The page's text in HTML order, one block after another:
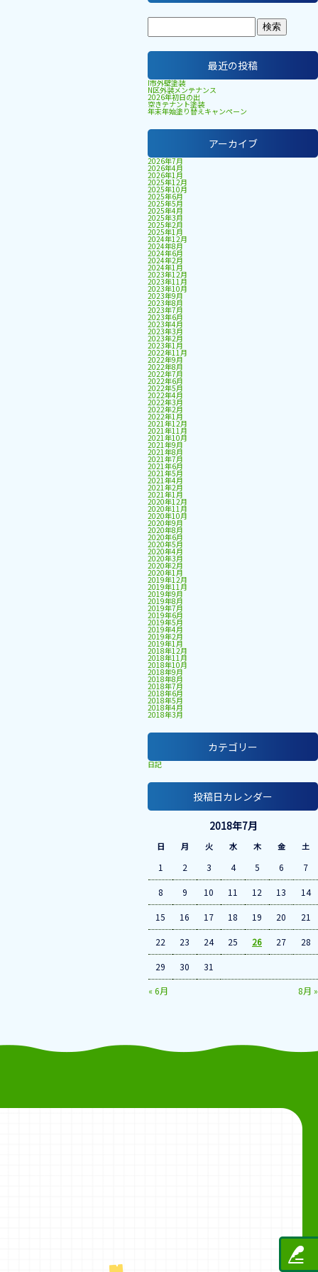
最近の投稿
I市外壁塗装
N区外装メンテナンス
2026年初日の出
空きテナント塗装
年末年始塗り替えキャンペーン
アーカイブ
2026年7月
2026年4月
2026年1月
2025年12月
2025年10月
2025年6月
2025年5月
2025年4月
2025年3月
2025年2月
2025年1月
2024年12月
2024年8月
2024年6月
2024年2月
2024年1月
2023年12月
2023年11月
2023年10月
2023年9月
2023年8月
2023年7月
2023年6月
2023年4月
2023年3月
2023年2月
2023年1月
2022年11月
2022年9月
2022年8月
2022年7月
2022年6月
2022年5月
2022年4月
2022年3月
2022年2月
2022年1月
2021年12月
2021年11月
2021年10月
2021年9月
2021年8月
2021年7月
2021年6月
2021年5月
2021年4月
2021年2月
2021年1月
2020年12月
2020年11月
2020年10月
2020年9月
2020年8月
2020年6月
2020年5月
2020年4月
2020年3月
2020年2月
2020年1月
2019年12月
2019年11月
2019年9月
2019年8月
2019年7月
2019年6月
2019年5月
2019年4月
2019年2月
2019年1月
2018年12月
2018年11月
2018年10月
2018年9月
2018年8月
2018年7月
2018年6月
2018年5月
2018年4月
2018年3月
カテゴリー
日記
投稿日カレンダー
2018年7月
日 月 火 水 木 金 土
« 6月 8月 »
1 2 3 4 5 6 7
8 9 10 11 12 13 14
15 16 17 18 19 20 21
22 23 24 25 26 27 28
29 30 31